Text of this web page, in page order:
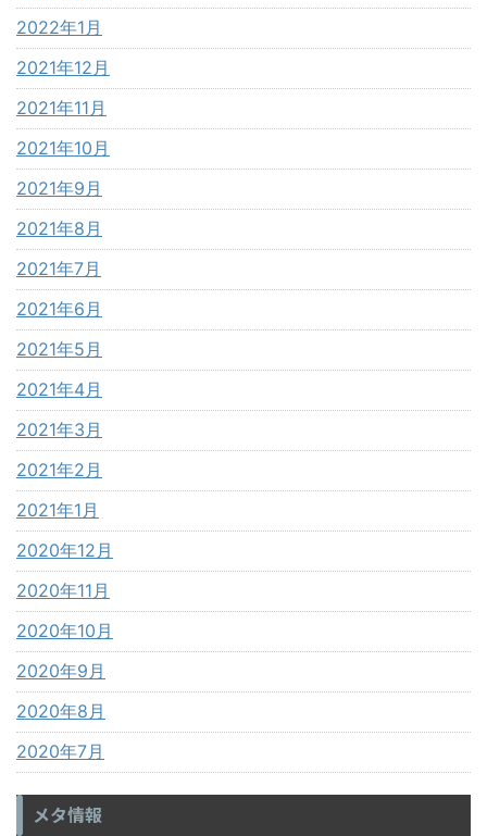
2022年1月
2021年12月
2021年11月
2021年10月
2021年9月
2021年8月
2021年7月
2021年6月
2021年5月
2021年4月
2021年3月
2021年2月
2021年1月
2020年12月
2020年11月
2020年10月
2020年9月
2020年8月
2020年7月
メタ情報